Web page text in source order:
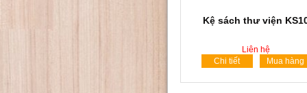
Kệ sách thư viện
Liên hệ
Chi tiết
Mua hàng